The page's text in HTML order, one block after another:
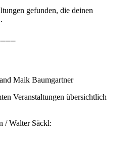
gefunden, die deinen
Maik Baumgartner
Veranstaltungen übersichtlich
/Walter Säckl: